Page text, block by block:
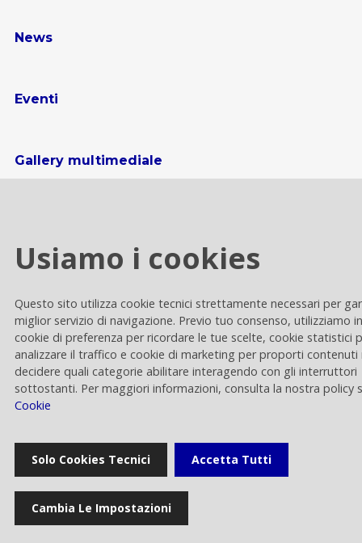
News
Eventi
Gallery multimediale
Cookie settings
Contacts
Rai Way S.p.A.
Sede legale: Roma viale Castrense 9 cap 00182 | Capitale sociale
euro 70.176.000,00 interamente versato | Ufficio del Registro delle
Imprese di Roma Codice Fiscale 05820021003 | Società soggetta ad
attività di direzione e coordinamento di RAI - Radiotelevisione
Usiamo i cookies
Questo sito utilizza cookie tecnici strettamente necessari per
miglior servizio di navigazione. Previo tuo consenso, utilizziamo
cookie di preferenza per ricordare le tue scelte, cookie statistici
analizzare il traffico e cookie di marketing per proporti contenuti
decidere quali categorie abilitare interagendo con gli interruttori
sottostanti. Per maggiori informazioni, consulta la nostra policy
Cookie
Solo Cookies Tecnici Accetta Tutti
Cambia Le Impostazioni